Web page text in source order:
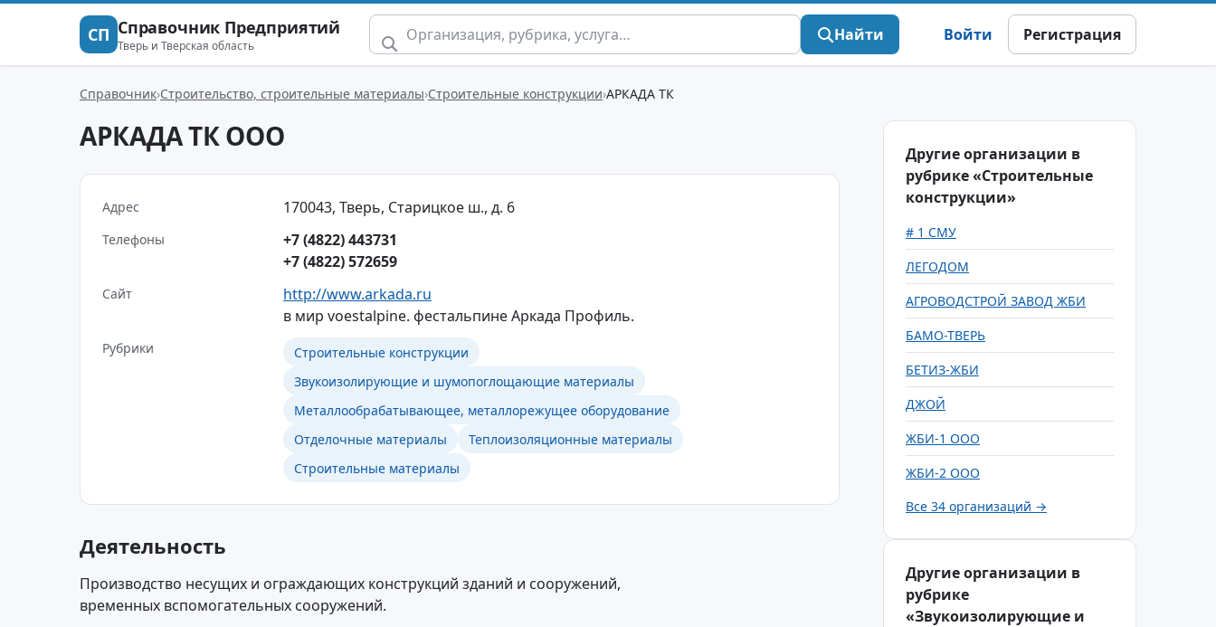
СП Справочник Предприятий
Тверь и Тверская область
Найти Войти Регистрация
Справочник Строительство, строительные материалы Строительные конструкции АРКАДА ТК
АРКАДА ТК ООО
Адрес 170043, Тверь, Старицкое ш., д. 6
Телефоны
+7 (4822) 443731
+7 (4822) 572659
Сайт
http://www.arkada.ru
в мир voestalpine. фестальпине Аркада Профиль.
Рубрики
Строительные конструкции
Звукоизолирующие и шумопоглощающие материалы
Металлообрабатывающее, металлорежущее оборудование
Отделочные материалы
Теплоизоляционные материалы
Строительные материалы
Деятельность
Производство несущих и ограждающих конструкций зданий и сооружений,
временных вспомогательных сооружений.
Другие организации в
рубрике «Строительные
конструкции»
# 1 СМУ
ЛЕГОДОМ
АГРОВОДСТРОЙ ЗАВОД ЖБИ
БАМО-ТВЕРЬ
БЕТИЗ-ЖБИ
ДЖОЙ
ЖБИ-1 ООО
ЖБИ-2 ООО
Все 34 организаций →
Другие организации в
рубрике
«Звукоизолирующие и